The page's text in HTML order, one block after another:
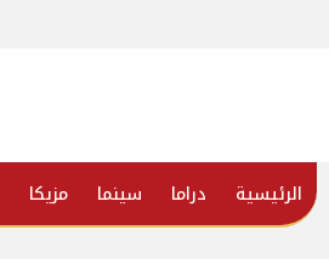
الرئيسية دراما سينما مزيكا